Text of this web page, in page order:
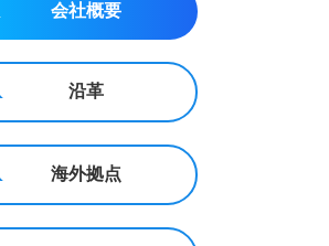
会社概要
沿革
海外拠点